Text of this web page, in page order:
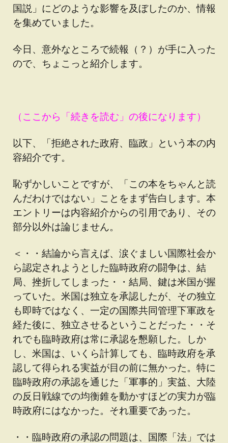
国説」にどのような影響を及ぼしたのか、情報
を集めていました。
今日、意外なところで続報（？）が手に入った
ので、ちょこっと紹介します。
（ここから「続きを読む」の後になります）
以下、「拒絶された政府、臨政」という本の内
容紹介です。
恥ずかしいことですが、「この本をちゃんと読
んだわけではない」ことをまず告白します。本
エントリーは内容紹介からの引用であり、その
部分以外は論じません。
＜・・結論から言えば、涙ぐましい国際社会か
ら認定されようとした臨時政府の闘争は、結
局、挫折してしまった・・結局、鍵は米国が握
っていた。米国は独立を承認したが、その独立
も即時ではなく、一定の国際共同管理下軍政を
経た後に、独立させるということだった・・そ
れでも臨時政府は常に承認を懇願した。しか
し、米国は、いくら計算しても、臨時政府を承
認して得られる実益が目の前に無かった。特に
臨時政府の承認を通じた「軍事的」実益、大陸
の反日戦線での均衡錐を動かすほどの実力が臨
時政府にはなかった。それ重要であった。
・・臨時政府の承認の問題は、国際「法」では